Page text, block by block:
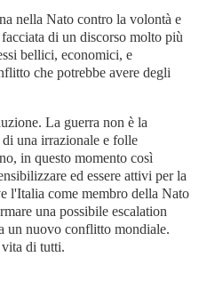
nella Nato contro la volontà e
di un discorso molto più
bellici, economici, e
che potrebbe avere degli
La guerra non è la
una irrazionale e folle
in questo momento così
ed essere attivi per la
l'Italia come membro della Nato
una possibile escalation
un nuovo conflitto mondiale.
di tutti.